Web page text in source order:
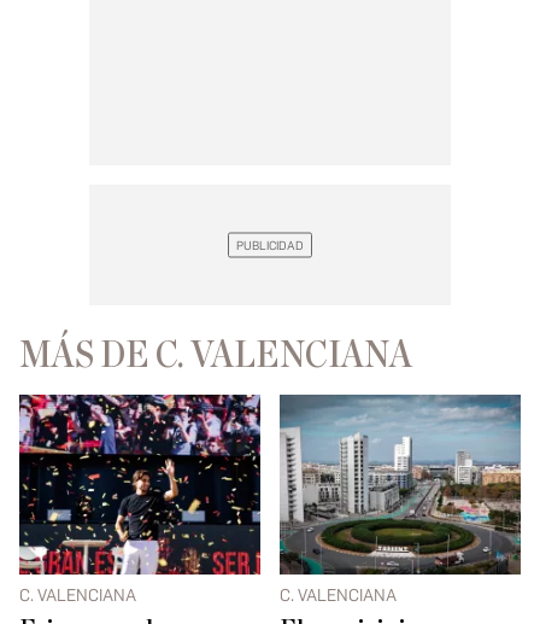
MÁS DE C. VALENCIANA
C. VALENCIANA C. VALENCIANA